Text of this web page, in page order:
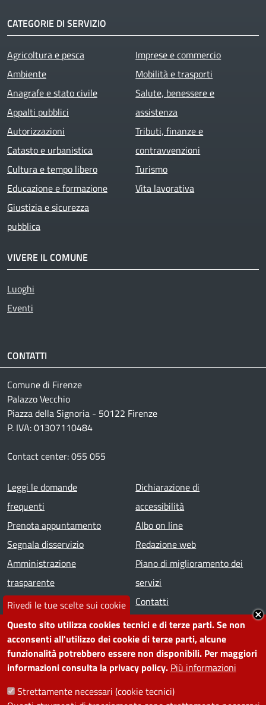
Rivedi le tue scelte sui cookie
Questo sito utilizza cookies tecnici e di terze parti. Se non
acconsenti all'utilizzo dei cookie di terze parti, alcune
funzionalità potrebbero essere non disponibili. Per maggiori
informazioni consulta la privacy policy. Più informazioni
Strettamente necessari (cookie tecnici)
CATEGORIE DI SERVIZIO
Agricoltura e pesca
Ambiente
Anagrafe e stato civile
Appalti pubblici
Autorizzazioni
Catasto e urbanistica
Cultura e tempo libero
Educazione e formazione
Giustizia e sicurezza
pubblica
Imprese e commercio
Mobilità e trasporti
Salute, benessere e
assistenza
Tributi, finanze e
contravvenzioni
Turismo
Vita lavorativa
VIVERE IL COMUNE
Luoghi
Eventi
CONTATTI
Comune di Firenze
Palazzo Vecchio
Piazza della Signoria - 50122 Firenze
P. IVA: 01307110484
Contact center: 055 055
Footer menu
Leggi le domande
frequenti
Prenota appuntamento
Segnala disservizio
Amministrazione
trasparente
Note legali
Dichiarazione di
accessibilità
Albo on line
Redazione web
Piano di miglioramento dei
servizi
Contatti
SEGUICI SU
Facebook
Instagram
YouTubeTelegram
WhatsApp
TwitterLinkedin
PRIVACY